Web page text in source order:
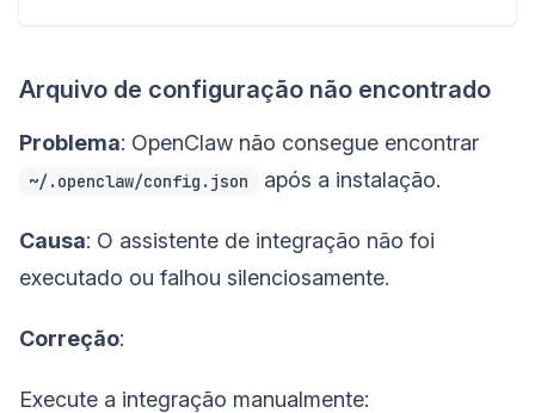
Arquivo de configuração não encontrado
Problema: OpenClaw não consegue encontrar
~/.openclaw/config.json após a instalação.
Causa: O assistente de integração não foi
executado ou falhou silenciosamente.
Correção:
Execute a integração manualmente: